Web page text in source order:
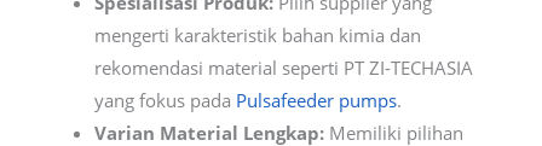
mengerti karakteristik bahan kimia dan
rekomendasi material seperti PT ZI-TECHASIA
yang fokus pada Pulsafeeder pumps.
Varian Material Lengkap: Memiliki pilihan